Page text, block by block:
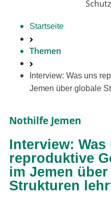
Startseite
Themen
Interview: Was uns
Jemen über glo­ba­le
Nothilfe Jemen
Interview: Was
reproduktive
im Jemen
Strukturen